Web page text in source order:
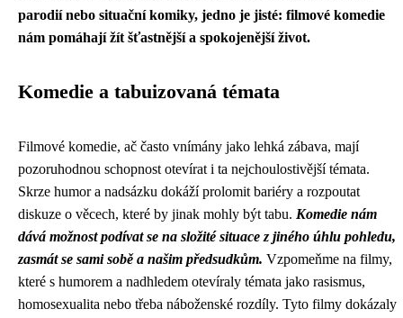
parodií nebo situační komiky, jedno je jisté: filmové komedie
nám pomáhají žít šťastnější a spokojenější život.
Komedie a tabuizovaná témata
Filmové komedie, ač často vnímány jako lehká zábava, mají
pozoruhodnou schopnost otevírat i ta nejchoulostivější témata.
Skrze humor a nadsázku dokáží prolomit bariéry a rozpoutat
diskuze o věcech, které by jinak mohly být tabu. Komedie nám
dává možnost podívat se na složité situace z jiného úhlu pohledu,
zasmát se sami sobě a našim předsudkům. Vzpomeňme na filmy,
které s humorem a nadhledem otevíraly témata jako rasismus,
homosexualita nebo třeba náboženské rozdíly. Tyto filmy dokázaly